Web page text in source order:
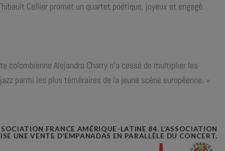
Cellier promet un quartet poétique, joyeux et engagé.
colombienne Alejandra Charry n’a cessé de multiplier les
parmi les plus téméraires de la jeune scène européenne. »
FRANCE AMÉRIQUE-LATINE 84. L’ASSOCIATION
UNE VENTE D’EMPANADAS EN PARALLÈLE DU CONCERT.